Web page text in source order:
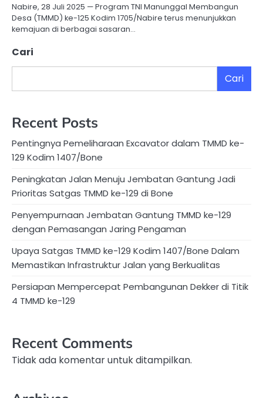
Nabire, 28 Juli 2025 — Program TNI Manunggal Membangun
Desa (TMMD) ke-125 Kodim 1705/Nabire terus menunjukkan
kemajuan di berbagai sasaran…
Cari
Cari
Recent Posts
Pentingnya Pemeliharaan Excavator dalam TMMD ke-
129 Kodim 1407/Bone
Peningkatan Jalan Menuju Jembatan Gantung Jadi
Prioritas Satgas TMMD ke-129 di Bone
Penyempurnaan Jembatan Gantung TMMD ke-129
dengan Pemasangan Jaring Pengaman
Upaya Satgas TMMD ke-129 Kodim 1407/Bone Dalam
Memastikan Infrastruktur Jalan yang Berkualitas
Persiapan Mempercepat Pembangunan Dekker di Titik
4 TMMD ke-129
Recent Comments
Tidak ada komentar untuk ditampilkan.